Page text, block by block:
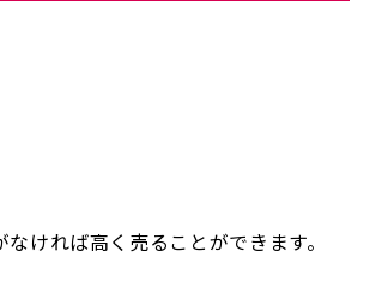
ければ高く売ることができます。